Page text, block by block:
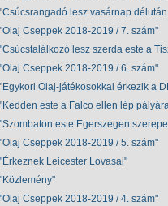
Csúcsrangadó lesz vasárnap
Olaj Cseppek 2018-2019 / 7. szám
Csúcstalálkozó lesz szerda este a
Olaj Cseppek 2018-2019 / 6. szám
Egykori Olaj-játékosokkal érkezik a
Kedden este a Falco ellen lép
Szombaton este Egerszegen
Olaj Cseppek 2018-2019 / 5. szám
Érkeznek Leicester Lovasai
Közlemény
Olaj Cseppek 2018-2019 / 4. szám